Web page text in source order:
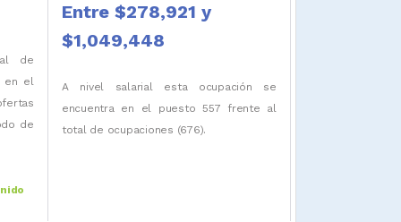
de
en el
de
Entre $278,921 y
$1,049,448
A nivel salarial esta ocupación se
encuentra en el puesto 557 frente al
total de ocupaciones (676).